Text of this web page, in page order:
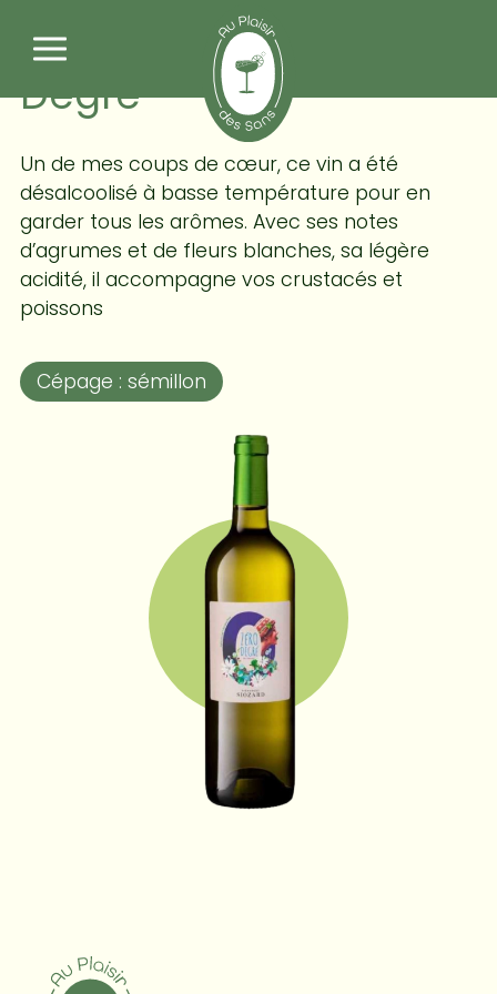
Claouset Blanc Zéro
Degré
Un de mes coups de cœur, ce vin a été
désalcoolisé à basse température pour en
garder tous les arômes. Avec ses notes
d’agrumes et de fleurs blanches, sa légère
acidité, il accompagne vos crustacés et
poissons
Cépage : sémillon
Panneau de gestion des cookies